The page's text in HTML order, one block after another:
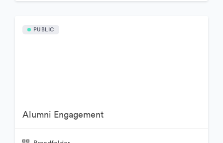
PUBLIC
Alumni Engagement